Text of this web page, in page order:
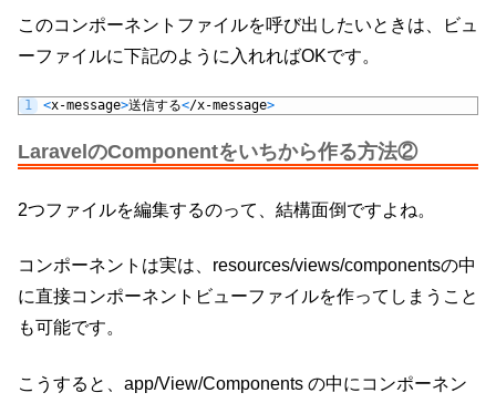
このコンポーネントファイルを呼び出したいときは、ビュ
ーファイルに下記のように入れればOKです。
1 <x-message>送信する</x-message>
LaravelのComponentをいちから作る方法②
2つファイルを編集するのって、結構面倒ですよね。
コンポーネントは実は、resources/views/componentsの中
に直接コンポーネントビューファイルを作ってしまうこと
も可能です。
こうすると、app/View/Components の中にコンポーネン